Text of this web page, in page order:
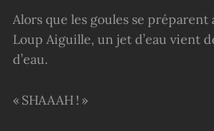
Alors que les goules se préparent
Loup Aiguille, un jet d’eau vient
d’eau.
« SHAAAH ! »